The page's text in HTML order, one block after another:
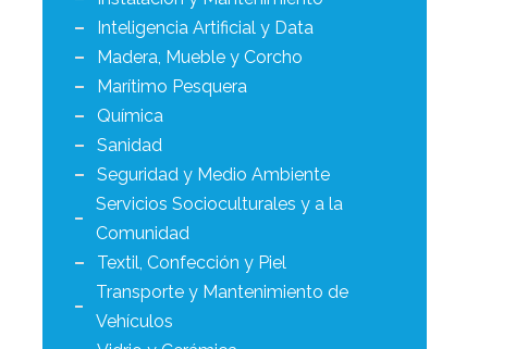
Inteligencia Artificial y Data
Madera, Mueble y Corcho
Marítimo Pesquera
Química
Sanidad
Seguridad y Medio Ambiente
Servicios Socioculturales y a la
Comunidad
Textil, Confección y Piel
Transporte y Mantenimiento de
Vehículos